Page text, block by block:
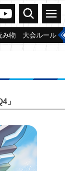
ンガードch
検索 メニュー
み物 大会ルール
」